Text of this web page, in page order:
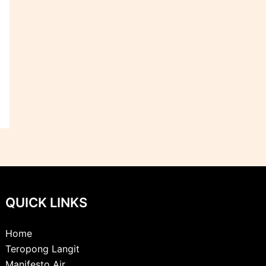
QUICK LINKS
Home
Teropong Langit